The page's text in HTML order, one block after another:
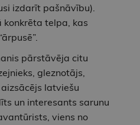
izdarīt pašnāvību).
telpa, kas
pārstāvēja citu
gleznotājs,
latviešu
un interesants sarunu
viens no